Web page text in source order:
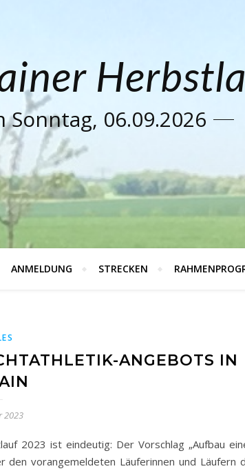
Sonntag, 06.09.2026
ANMELDUNG STRECKEN
ANGEBOTS IN
2023
2023 ist eindeutig: Der Vorschlag „Aufbau
den vorangemeldeten Läuferinnen und Läufern